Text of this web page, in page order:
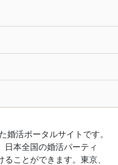
婚活ポータルサイトです。
本全国の婚活パーティ
ことができます。東京、